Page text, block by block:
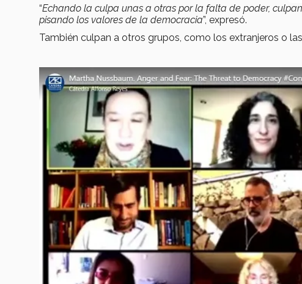
“Echando la culpa unas a otras por la falta de poder,
pisando los valores de la democracia”, expresó.
También culpan a otros grupos, como los extranjeros o